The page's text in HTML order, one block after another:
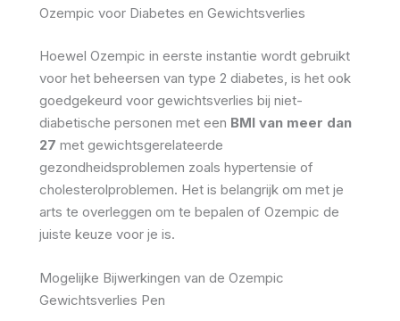
Ozempic voor Diabetes en Gewichtsverlies
Hoewel Ozempic in eerste instantie wordt gebruikt
voor het beheersen van type 2 diabetes, is het ook
goedgekeurd voor gewichtsverlies bij niet-
diabetische personen met een BMI van meer dan
27 met gewichtsgerelateerde
gezondheidsproblemen zoals hypertensie of
cholesterolproblemen. Het is belangrijk om met je
arts te overleggen om te bepalen of Ozempic de
juiste keuze voor je is.
Mogelijke Bijwerkingen van de Ozempic
Gewichtsverlies Pen